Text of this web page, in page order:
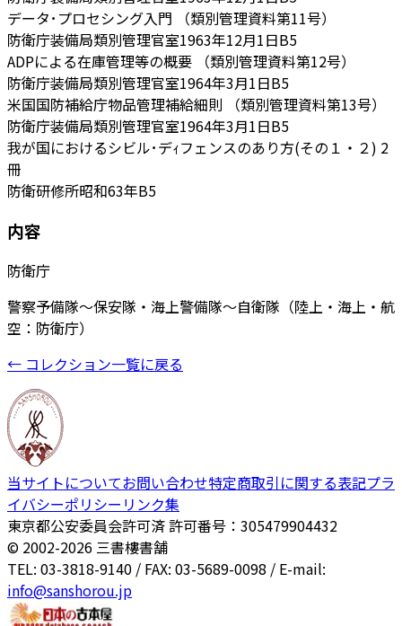
データ･プロセシング入門 （類別管理資料第11号）
防衛庁装備局類別管理官室1963年12月1日B5
ADPによる在庫管理等の概要 （類別管理資料第12号）
防衛庁装備局類別管理官室1964年3月1日B5
米国国防補給庁物品管理補給細則 （類別管理資料第13号）
防衛庁装備局類別管理官室1964年3月1日B5
我が国におけるシビル･デｨフェンスのあり方(その１・２) 2
冊
防衛研修所昭和63年B5
内容
防衛庁
警察予備隊～保安隊・海上警備隊～自衛隊（陸上・海上・航
空：防衛庁）
← コレクション一覧に戻る
当サイトについてお問い合わせ特定商取引に関する表記プラ
イバシーポリシー リンク集
東京都公安委員会許可済 許可番号：305479904432
© 2002-2026 三書樓書舗
TEL: 03-3818-9140 / FAX: 03-5689-0098 / E-mail:
info@sanshorou.jp